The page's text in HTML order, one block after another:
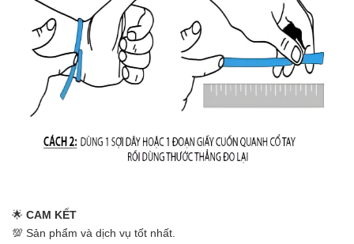
🌟 CAM KẾT
💯 Sản phẩm và dịch vụ tốt nhất.